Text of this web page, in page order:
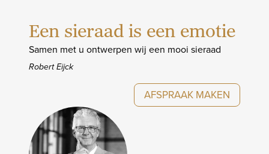
Een sieraad is een emotie
Samen met u ontwerpen wij een mooi sieraad
Robert Eijck
AFSPRAAK MAKEN